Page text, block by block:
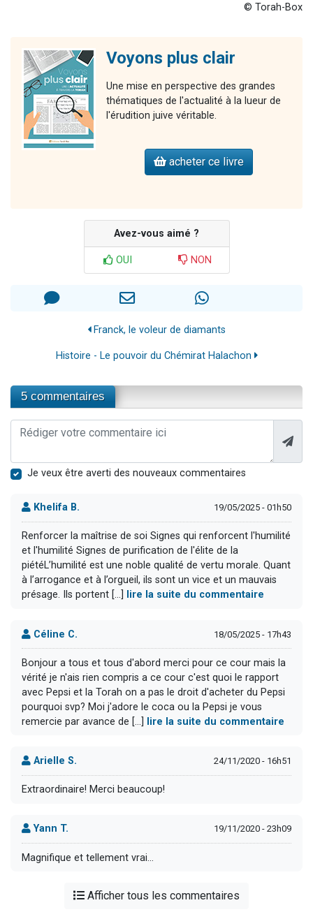
© Torah-Box
Voyons plus clair
Une mise en perspective des grandes
thématiques de l'actualité à la lueur de
l'érudition juive véritable.
acheter ce livre
Avez-vous aimé ?
OUI NON
Franck, le voleur de diamants
Histoire - Le pouvoir du Chémirat Halachon
5 commentaires
Je veux être averti des nouveaux commentaires
Khelifa B. 19/05/2025 - 01h50
Renforcer la maîtrise de soi Signes qui renforcent l'humilité
et l'humilité Signes de purification de l'élite de la
piétéL’humilité est une noble qualité de vertu morale. Quant
à l’arrogance et à l’orgueil, ils sont un vice et un mauvais
présage. Ils portent [...] lire la suite du commentaire
Céline C. 18/05/2025 - 17h43
Bonjour a tous et tous d'abord merci pour ce cour mais la
vérité je n'ais rien compris a ce cour c'est quoi le rapport
avec Pepsi et la Torah on a pas le droit d'acheter du Pepsi
pourquoi svp? Moi j'adore le coca ou la Pepsi je vous
remercie par avance de [...]
lire la suite du commentaire
Arielle S. 24/11/2020 - 16h51
Extraordinaire! Merci beaucoup!
Yann T. 19/11/2020 - 23h09
Magnifique et tellement vrai...
Afficher tous les commentaires